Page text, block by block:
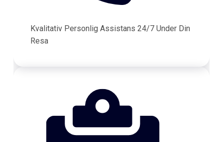
Kvalitativ Personlig Assistans 24/7 Under Din
Resa